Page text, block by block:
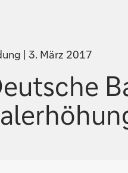
3. März 2017